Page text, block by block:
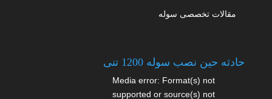
مقالات تخصصی سوله
حادثه حین نصب سوله 1200 تنی
Media error: Format(s) not
supported or source(s) not